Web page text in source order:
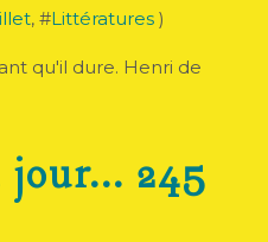
, #Littératures )
qu'il dure. Henri de
jour... 245